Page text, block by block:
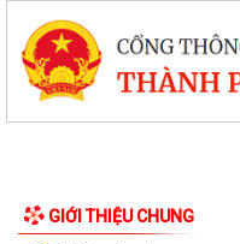
GIỚI THIỆU CHUNG